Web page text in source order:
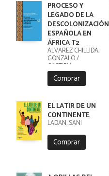
PROCESO Y
LEGADO DE LA
DESCOLONIZACIÓN
ESPAÑOLA EN
ÁFRICA T2
ÁLVAREZ CHILLIDA,
GONZALO /
CASTIEN
MAESTRO, JUAN
IGNACIO /
Comprar
EL LATIR DE UN
CONTINENTE
LADAN, SANI
Comprar